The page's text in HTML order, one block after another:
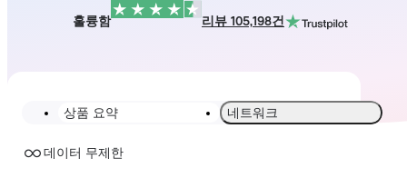
훌륭함 리뷰 105,198건
상품 요약 네트워크
데이터 무제한